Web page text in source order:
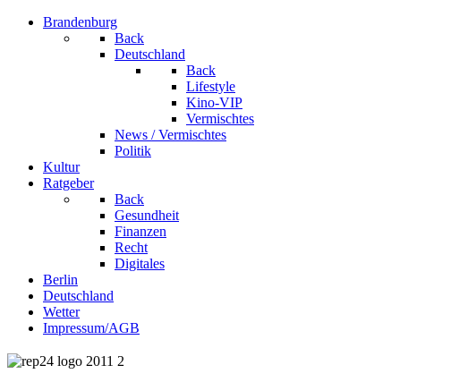
Brandenburg
Back
Deutschland
Back
Lifestyle
Kino-VIP
Vermischtes
News / Vermischtes
Politik
Kultur
Ratgeber
Back
Gesundheit
Finanzen
Recht
Digitales
Berlin
Deutschland
Wetter
Impressum/AGB